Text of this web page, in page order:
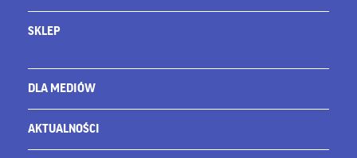
SKLEP
DLA MEDIÓW
AKTUALNOŚCI